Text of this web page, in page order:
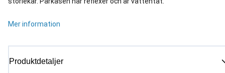
Mer information
Produktdetaljer